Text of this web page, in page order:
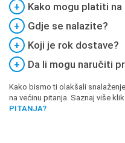
+
Kako mogu platiti na
+
Gdje se nalazite?
+
Koji je rok dostave?
+
Da li mogu naručiti
Kako bismo ti olakšali
na većinu pitanja. Saznaj više
PITANJA?